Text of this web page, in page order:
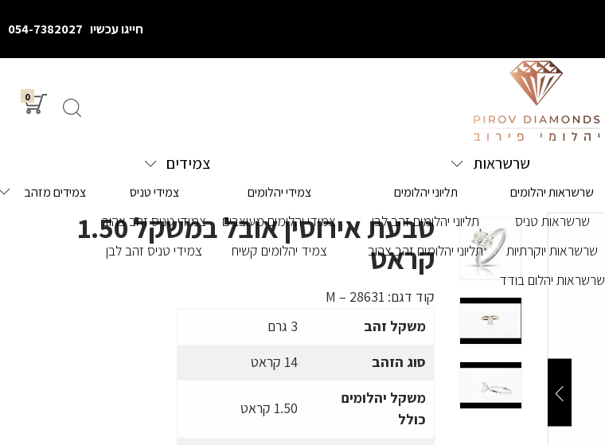
חייגו עכשיו 054-7382027
0
שרשראות
שרשראות יהלומים
שרשראות טניס
שרשראות יוקרתיות
שרשראות יהלום בודד
תליוני יהלומים
תליוני יהלומים זהב לבן
תליוני יהלומים זהב צהוב
צמידים
צמידי יהלומים
צמידי יהלומים מעוצבים
צמיד יהלומים קשיח
צמידי טניס
צמידי טניס זהב צהוב
צמידי טניס זהב לבן
צמידים מזהב
טבעת אירוסין אובל במשקל 1.50
קראט
קוד דגם: M – 28631
משקל זהב
3 גרם
סוג הזהב
14 קראט
משקל יהלומים
כולל
1.50 קראט